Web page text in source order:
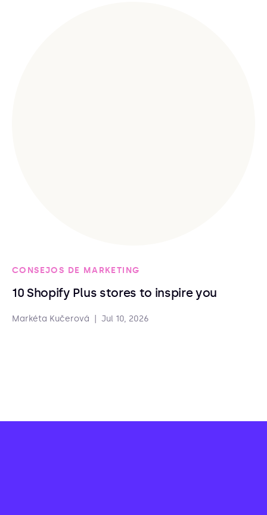
CONSEJOS DE MARKETING
10 Shopify Plus stores to inspire you
Markéta Kučerová Jul 10, 2026